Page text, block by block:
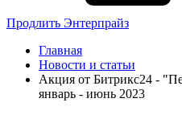
Продлить Энтерпрайз
Главная
Новости и статьи
Акция от Битрикс24 -
январь - июнь 2023